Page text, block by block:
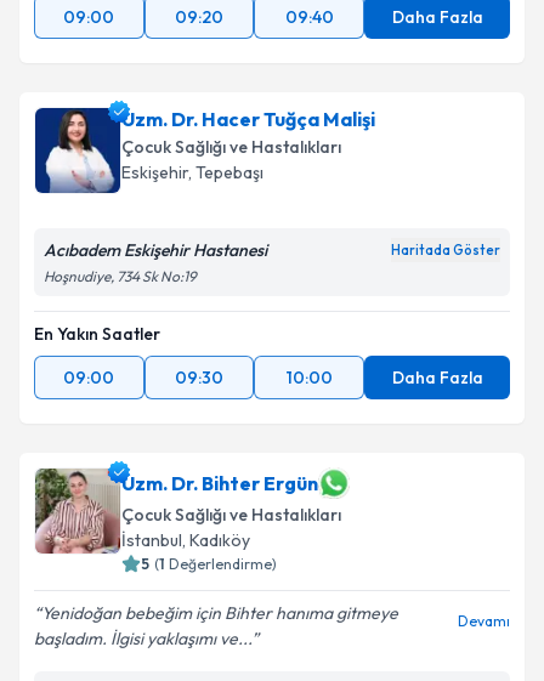
09:00 09:20 09:40 Daha Fazla
Uzm. Dr. Hacer Tuğça Malişi
Çocuk Sağlığı ve Hastalıkları
Eskişehir, Tepebaşı
Acıbadem Eskişehir Hastanesi Haritada Göster
Hoşnudiye, 734 Sk No:19
En Yakın Saatler
09:00
09:30 10:00 Daha Fazla
Uzm. Dr. Bihter Ergün
Çocuk Sağlığı ve Hastalıkları
İstanbul, Kadıköy
5 (1 Değerlendirme)
Yenidoğan bebeğim için Bihter hanıma gitmeye
başladım. İlgisi yaklaşımı ve...
Devamı